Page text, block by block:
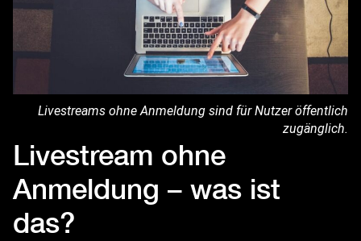
Livestreams ohne Anmeldung sind für Nutzer öffentlich
zugänglich.
Livestream ohne
Anmeldung – was ist
das?